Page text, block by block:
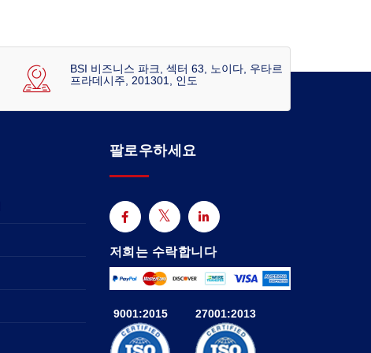
BSI 비즈니스 파크, 섹터 63, 노이다, 우타르
프라데시주, 201301, 인도
팔로우하세요
저희는 수락합니다
9001:2015 27001:2013